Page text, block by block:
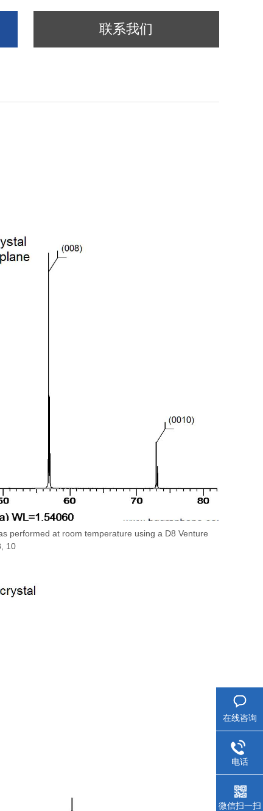
联系我们
performed at room temperature using a D8 Venture
10
在线咨询
电话
微信扫一扫